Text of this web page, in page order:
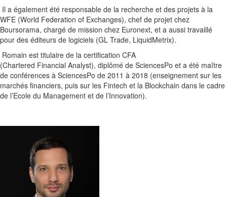
Il a également été responsable de la recherche et des projets à la
WFE (World Federation of Exchanges), chef de projet chez
Boursorama, chargé de mission chez Euronext, et a aussi travaillé
pour des éditeurs de logiciels (GL Trade, LiquidMetrix).
Romain est titulaire de la certification CFA
(Chartered Financial Analyst), diplômé de SciencesPo et a été maître
de conférences à SciencesPo de 2011 à 2018 (enseignement sur les
marchés financiers, puis sur les Fintech et la Blockchain dans le cadre
de l’Ecole du Management et de l’Innovation).